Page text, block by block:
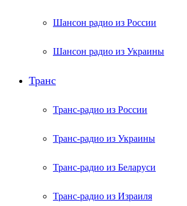
Шансон радио из России
Шансон радио из Украины
Транс
Транс-радио из России
Транс-радио из Украины
Транс-радио из Беларуси
Транс-радио из Израиля